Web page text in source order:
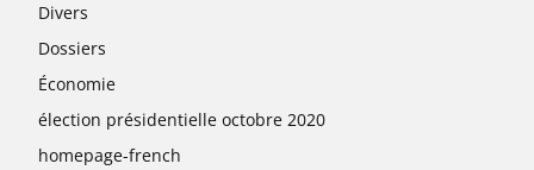
Divers
Dossiers
Économie
élection présidentielle octobre 2020
homepage-french